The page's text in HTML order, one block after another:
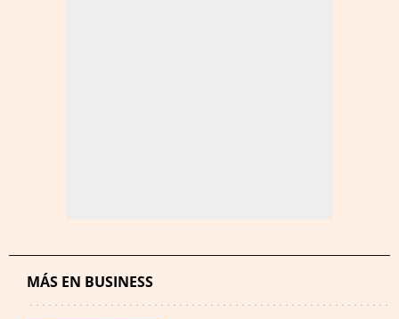
MÁS EN BUSINESS